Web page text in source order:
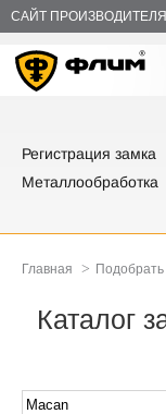
САЙТ ПРОИЗВОДИТЕЛЯ
Регистрация замка
Металлообработка
Главная >
Каталог